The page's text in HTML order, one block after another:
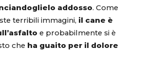
addosso. Come
terribili immagini, il cane è
e probabilmente si è
che ha guaito per il dolore